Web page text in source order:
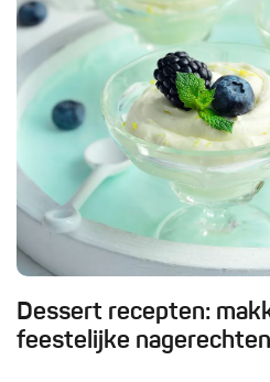
Dessert recepten:
feestelijke